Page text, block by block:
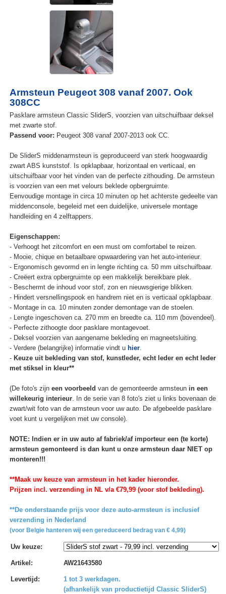
Armsteun Peugeot 308 vanaf 2007. Ook
308CC
Pasklare armsteun Classic SliderS, voorzien van uitschuifbaar deksel
met zwarte stof.
Passend voor: Peugeot 308 vanaf 2007-2013 ook CC.
De SliderS middenarmsteun is geproduceerd van sterk hoogwaardig
zwart ABS kunststof. Is opklapbaar, horizontaal en verticaal, en
uitschuifbaar voor het vinden van de perfecte zithouding. De armsteun
is voorzien van een met velours beklede opbergruimte.
Eenvoudige montage in circa 10 minuten op het achterste gedeelte van
middenconsole, begeleid met een duidelijke, universele montage
handleiding en 4 zelftappers.
Eigenschappen:
- Verhoogt het zitcomfort en een must om comfortabel te reizen.
- Mooie, chique en betaalbare opwaardering van het auto-interieur.
- Ergonomisch gevormd en in lengte richting ca. 50 mm uitschuifbaar.
- Creëert extra opbergruimte op een makkelijk bereikbare plek.
- Beschermt de inhoud voor stof, zon en nieuwsgierige blikken.
- Hindert versnellingspook en handrem niet en is verticaal opklapbaar.
- Montage in ca. 10 minuten zonder demontage van de stoelen.
- Lengte ingeschoven ca. 270 mm en breedte ca. 110 mm (bovendeel).
- Perfecte zithoogte door pasklare montagevoet.
- Deksel voorzien van aangename bekleding en magneetsluiting.
- Verdere (belangrijke) informatie vindt u hier.
- Keuze uit bekleding van stof, kunstleder, echt leder en echt leder
met stiksel in kleur**
(De foto's zijn een voorbeeld van de gemonteerde armsteun in een
willekeurig interieur. In de serie van 8 foto's ziet u links bovenaan de
zwart/wit foto van de armsteun voor uw auto. De afgebeelde pasklare
voet kunt u vergelijken met uw console).
NOTE: Indien er in uw auto af fabriek/af importeur een (te korte)
armsteun gemonteerd is dan kunt u onze armsteun daar NIET op
monteren!!!
**Maak uw keuze van armsteun in het kader hieronder.
Prijzen incl. verzending in NL v/a €79,99 (voor stof bekleding).
**De onderstaande prijs voor deze auto-armsteun is inclusief
verzending in Nederland
(voor Belgie hanteren wij een gereduceerd bedrag van € 4,99)
Uw keuze:
Artikel : AW21643580
Levertijd :
1 tot 3 werkdagen.
(afhankelijk van productietijd Classic SliderS)